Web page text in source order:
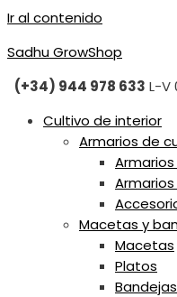
Ir al contenido
Sadhu GrowShop
(+34) 944 978 633 L-V
Cultivo de interior
Armarios de
Macetas y
Macetas
Platos
Bandejas